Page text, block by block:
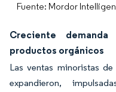
Fuente: Mordor
Creciente
productos orgánicos
Las ventas minoristas
expandieron,